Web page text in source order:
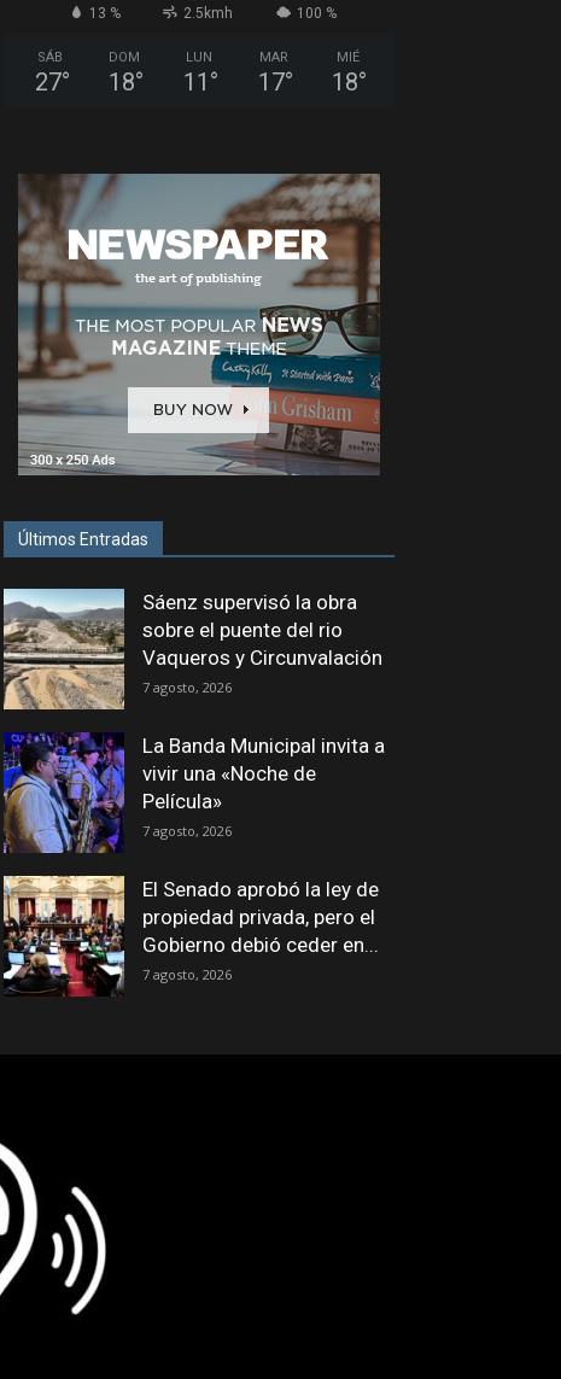
13 % 2.5kmh 100 %
SÁB
27°
DOM
18°
LUN
11 °
MAR
17°
MIÉ
18°
Últimos Entradas
Sáenz supervisó la obra
sobre el puente del rio
Vaqueros y Circunvalación
7 agosto, 2026
La Banda Municipal invita a
vivir una «Noche de
Película»
7 agosto, 2026
El Senado aprobó la ley de
propiedad privada, pero el
Gobierno debió ceder en...
7 agosto, 2026